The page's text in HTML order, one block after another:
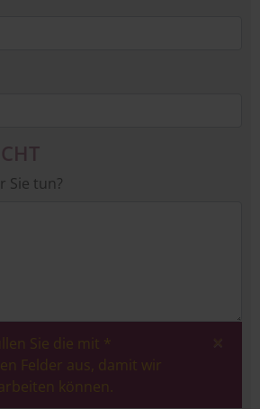
Sie tun?
Sie die mit *
Felder aus, damit wir
können.